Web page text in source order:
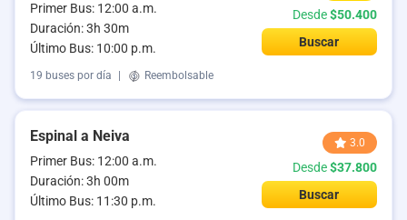
Primer Bus: 12:00 a.m.
Duración: 3h 30m
Último Bus: 10:00 p.m.
Desde$50.400
Buscar
19 buses por día Reembolsable
Espinal a Neiva
Primer Bus: 12:00 a.m.
Duración: 3h 00m
Último Bus: 11:30 p.m.
3.0
Desde$37.800
Buscar